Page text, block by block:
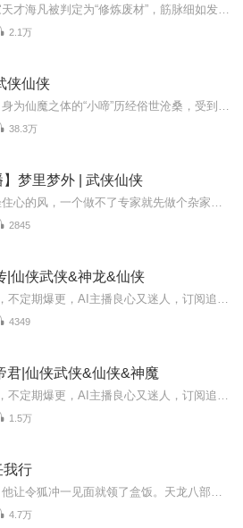
2.1万
侠仙侠
38.3万
】梦里梦外 | 武侠仙侠
2845
|仙侠武侠&神龙&仙侠
4349
君|仙侠武侠&仙侠&神魔
1.5万
我行
4.7万